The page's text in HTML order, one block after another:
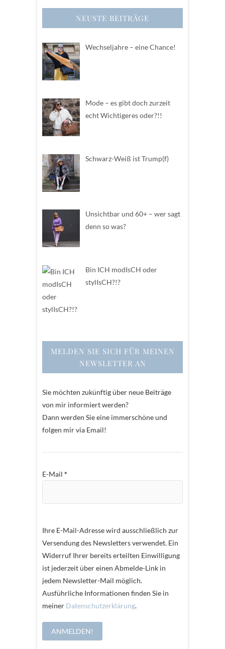
NEUSTE BEITRÄGE
Wechseljahre – eine Chance!
Mode – es gibt doch zurzeit
echt Wichtigeres oder?!!
Schwarz-Weiß ist Trump(f)
Unsichtbar und 60+ – wer sagt
denn so was?
Bin ICH modIsCH oder
stylIsCH?!?
MELDEN SIE SICH FÜR MEINEN
NEWSLETTER AN
Sie möchten zukünftig über neue Beiträge
von mir informiert werden?
Dann werden Sie eine immerschöne und
folgen mir via Email!
E-Mail *
Ihre E-Mail-Adresse wird ausschließlich zur
Versendung des Newsletters verwendet. Ein
Widerruf Ihrer bereits erteilten Einwilligung
ist jederzeit über einen Abmelde-Link in
jedem Newsletter-Mail möglich.
Ausführliche Informationen finden Sie in
meiner Datenschutzerklärung.